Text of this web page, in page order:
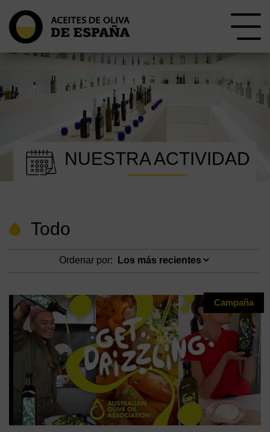
NUESTRA ACTIVIDAD
Todo
Ordenar por:
Campaña